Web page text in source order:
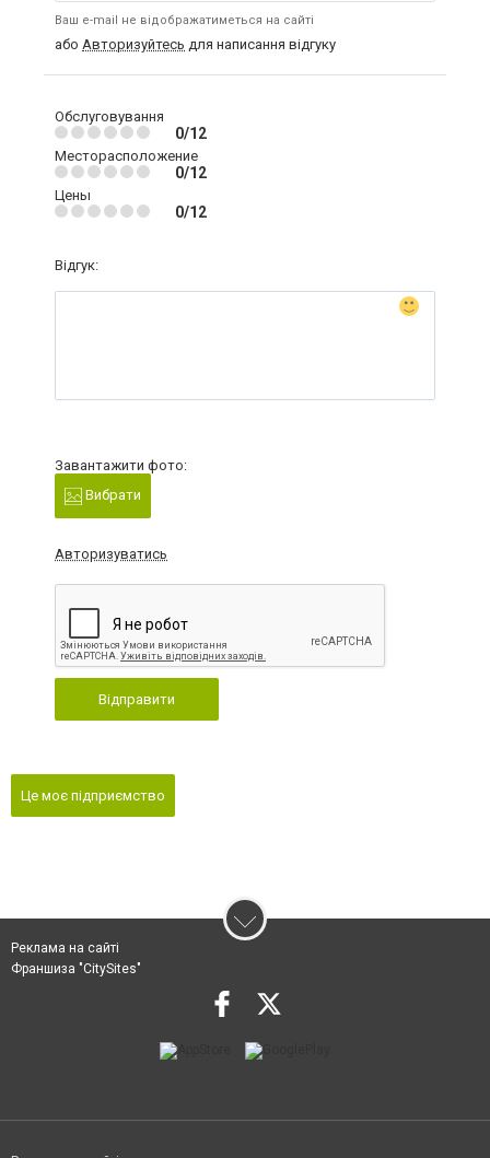
Ваш e-mail не відображатиметься на сайті
або Авторизуйтесь для написання відгуку
Обслуговування
0/12
Месторасположение
0/12
Цены
0/12
Відгук:
Завантажити фото:
Вибрати
Авторизуватись
Відправити
Це моє підприємство
Реклама на сайті
Франшиза "CitySites"